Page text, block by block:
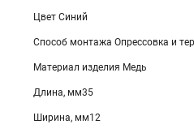
Цвет Синий
Способ монтажа Опрессовка и
Материал изделия Медь
Длина, мм35
Ширина, мм12